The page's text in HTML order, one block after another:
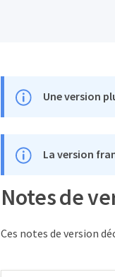
Une version
La version
Notes de
Ces notes de version